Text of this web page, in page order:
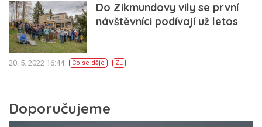
Do Zikmundovy vily se první
návštěvníci podívají už letos
20. 5. 2022 16:44 Co se děje ZL